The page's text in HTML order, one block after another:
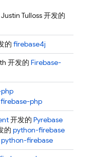
Tulloss 开发的
的 firebase4j
开发的 Firebase-
firebase-php
开发的 Pyrebase
的 python-firebase
python-firebase